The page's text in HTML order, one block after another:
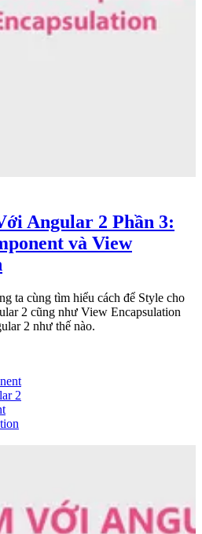
Angular 2 Phần 3:
và View
ta cùng tìm hiểu cách để Style cho
2 cũng như View Encapsulation
2 như thế nào.
2